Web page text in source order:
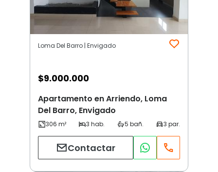
Loma Del Barro | Envigado
$9.000.000
Apartamento en Arriendo, Loma
Del Barro, Envigado
Contactar